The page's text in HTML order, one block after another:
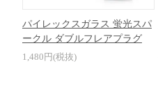
パイレックスガラス 蛍光スパ
ークル ダブルフレアプラグ
1,480円(税抜)